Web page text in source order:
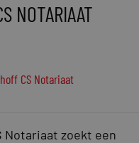
NOTARIAAT
CS Notariaat
Notariaat zoekt een